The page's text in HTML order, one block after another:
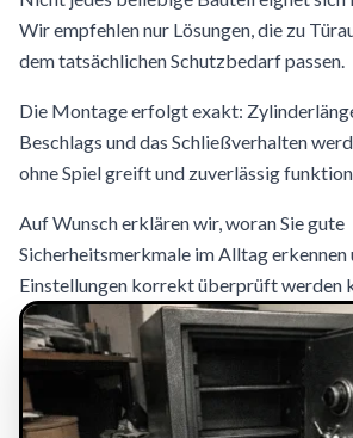
Wir empfehlen nur Lösungen, die zu
dem tatsächlichen Schutzbedarf passen.
Die Montage erfolgt exakt:
Beschlags und das Schließverhalten
ohne Spiel greift und zuverlässig
Auf Wunsch erklären wir, woran Sie gute
Sicherheitsmerkmale im Alltag erkennen
Einstellungen korrekt überprüft werden